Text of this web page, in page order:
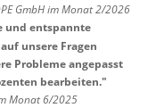
GmbH im Monat 2/2026
und entspannte
unsere Fragen
Probleme angepasst
bearbeiten."
Monat 6/2025